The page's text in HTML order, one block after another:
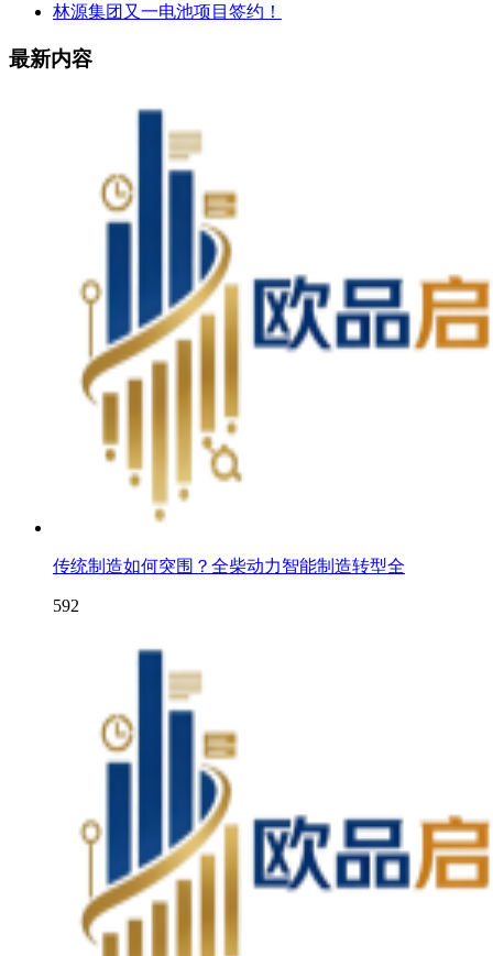
林源集团又一电池项目签约！
最新内容
传统制造如何突围？全柴动力智能制造转型全
592